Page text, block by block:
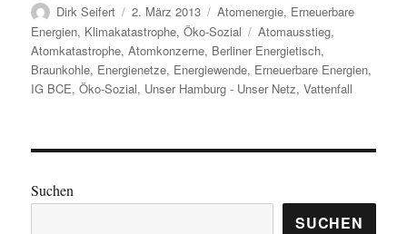
Autor
Dirk Seifert
Veröffentlicht
am
2. März 2013 Kategorien
Atomenergie, Erneuerbare
Energien, Klimakatastrophe,Öko-Sozial Schlagwörter
Atomausstieg,
Atomkatastrophe,Atomkonzerne, Berliner Energietisch,
Braunkohle, Energienetze, Energiewende, Erneuerbare Energien,
IG BCE,Öko-Sozial, Unser Hamburg - Unser Netz,Vattenfall
Suchen
SUCHEN